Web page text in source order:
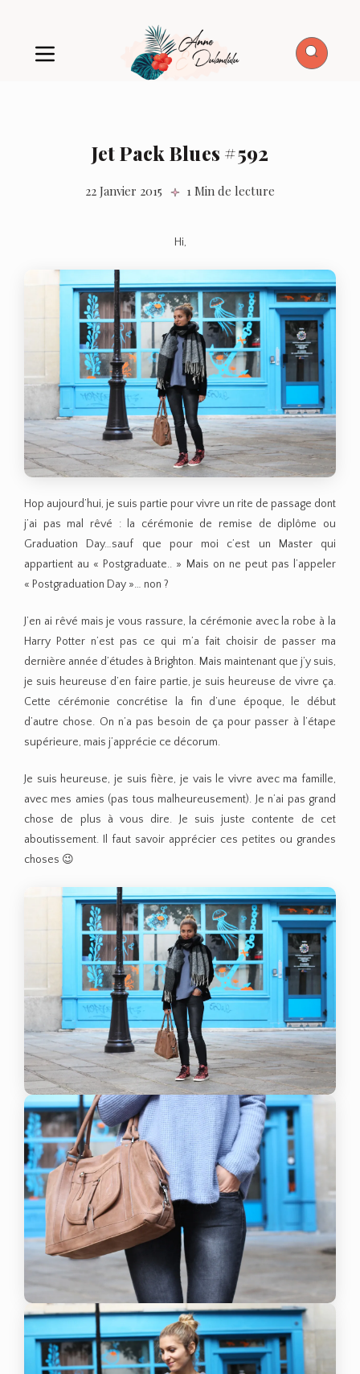
Jet Pack Blues #592
22 Janvier 2015 1 Min de lecture
Hi,
Hop aujourd’hui, je suis partie pour vivre un rite de passage dont
j’ai pas mal rêvé : la cérémonie de remise de diplôme ou
Graduation Day…sauf que pour moi c’est un Master qui
appartient au « Postgraduate.. » Mais on ne peut pas l’appeler
« Postgraduation Day »… non ?
J’en ai rêvé mais je vous rassure, la cérémonie avec la robe à la
Harry Potter n’est pas ce qui m’a fait choisir de passer ma
dernière année d’études à Brighton. Mais maintenant que j’y suis,
je suis heureuse d’en faire partie, je suis heureuse de vivre ça.
Cette cérémonie concrétise la fin d’une époque, le début
d’autre chose. On n’a pas besoin de ça pour passer à l’étape
supérieure, mais j’apprécie ce décorum.
Je suis heureuse, je suis fière, je vais le vivre avec ma famille,
avec mes amies (pas tous malheureusement). Je n’ai pas grand
chose de plus à vous dire. Je suis juste contente de cet
aboutissement. Il faut savoir apprécier ces petites ou grandes
choses 😉